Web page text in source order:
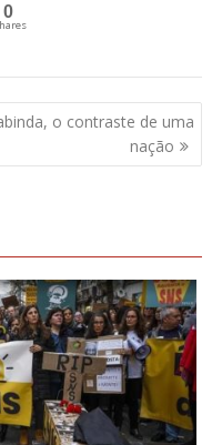
0
o contraste de uma
nação